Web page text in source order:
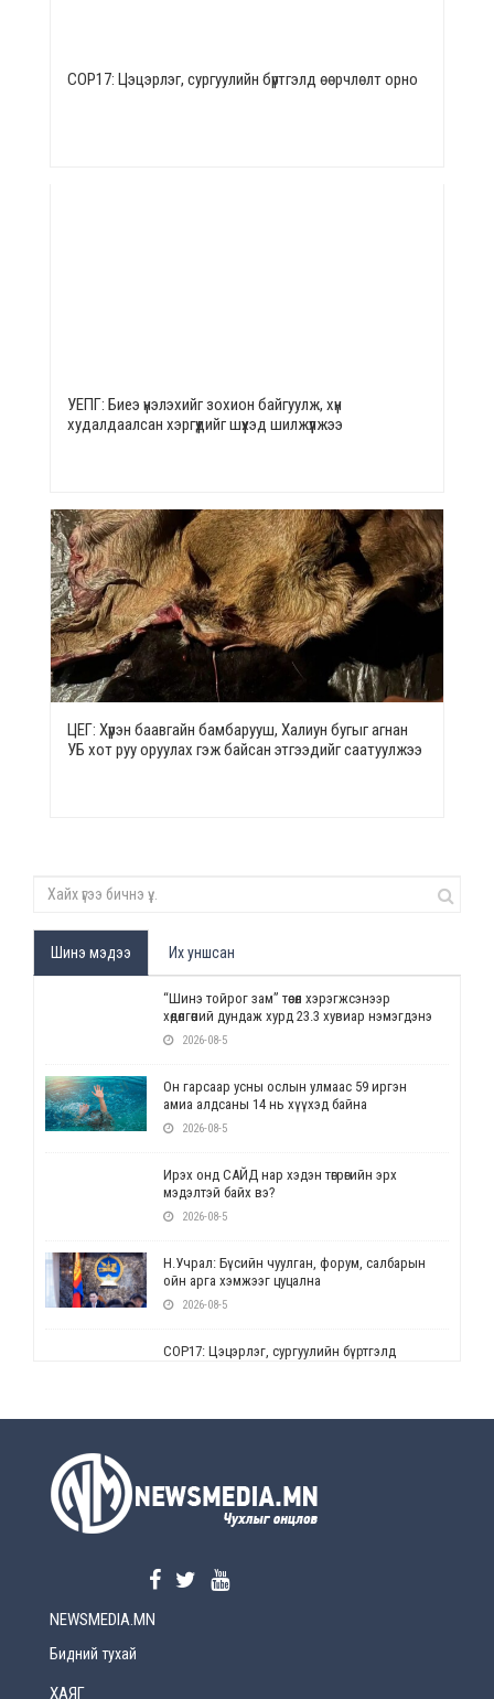
СОР17: Цэцэрлэг, сургуулийн бүртгэлд өөрчлөлт орно
УЕПГ: Биеэ үнэлэхийг зохион байгуулж, хүн
худалдаалсан хэргүүдийг шүүхэд шилжүүлжээ
ЦЕГ: Хүрэн баавгайн бамбарууш, Халиун бугыг агнан
УБ хот руу оруулах гэж байсан этгээдийг саатуулжээ
Шинэ мэдээ Их уншсан
“Шинэ тойрог зам” төсөл хэрэгжсэнээр
хөдөлгөөний дундаж хурд 23.3 хувиар нэмэгдэнэ
2026-08-5
Он гарсаар усны ослын улмаас 59 иргэн
амиа алдсаны 14 нь хүүхэд байна
2026-08-5
Ирэх онд САЙД нар хэдэн төгрөгийн эрх
мэдэлтэй байх вэ?
2026-08-5
Н.Учрал: Бүсийн чуулган, форум, салбарын
ойн арга хэмжээг цуцална
2026-08-5
СОР17: Цэцэрлэг, сургуулийн бүртгэлд
2026-08-5
2026-08-5
NEWSMEDIA.MN
Бидний тухай
ХАЯГ